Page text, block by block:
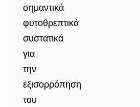
σημαντικά
φυτοθρεπτικά
συστατικά
για
την
εξισορρόπηση
του